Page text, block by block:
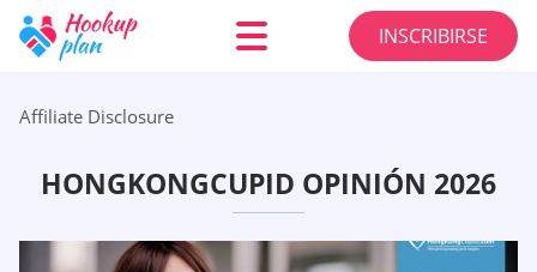
INSCRIBIRSE
Affiliate Disclosure
HONGKONGCUPID OPINIÓN 2026